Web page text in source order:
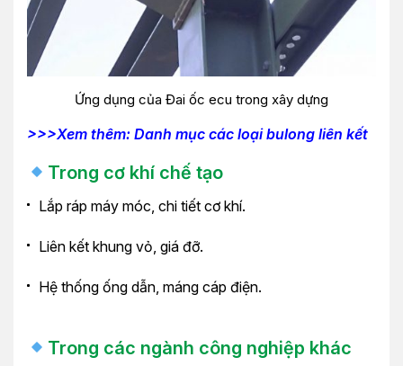
Ứng dụng của Đai ốc ecu trong xây dựng
>>>Xem thêm: Danh mục các loại bulong liên kết
Trong cơ khí chế tạo
Lắp ráp máy móc, chi tiết cơ khí.
Liên kết khung vỏ, giá đỡ.
Hệ thống ống dẫn, máng cáp điện.
Trong các ngành công nghiệp khác